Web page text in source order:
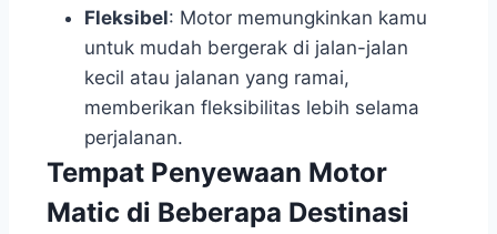
Fleksibel: Motor memungkinkan kamu
untuk mudah bergerak di jalan-jalan
kecil atau jalanan yang ramai,
memberikan fleksibilitas lebih selama
perjalanan.
Tempat Penyewaan Motor
Matic di Beberapa Destinasi